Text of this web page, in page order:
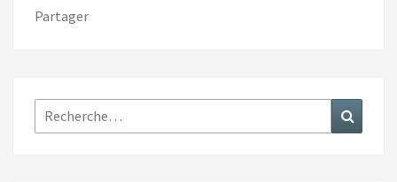
Partager
Rechercher :